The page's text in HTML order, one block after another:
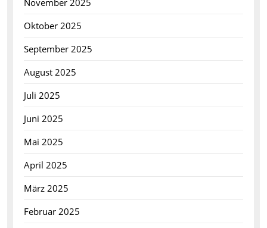
November 2025
Oktober 2025
September 2025
August 2025
Juli 2025
Juni 2025
Mai 2025
April 2025
März 2025
Februar 2025